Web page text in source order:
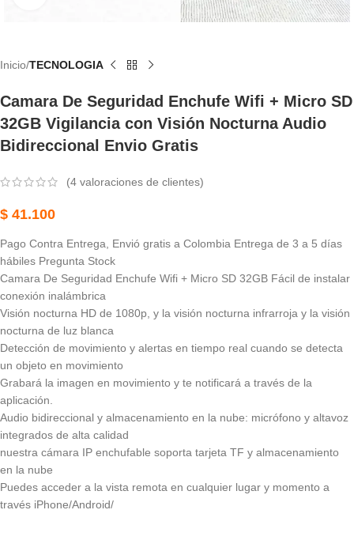
Inicio TECNOLOGIA
Camara De Seguridad Enchufe Wifi + Micro SD
32GB Vigilancia con Visión Nocturna Audio
Bidireccional Envio Gratis
(4 valoraciones de clientes)
$ 41.100
Pago Contra Entrega, Envió gratis a Colombia Entrega de 3 a 5 días
hábiles Pregunta Stock
Camara De Seguridad Enchufe Wifi + Micro SD 32GB Fácil de instalar
conexión inalámbrica
Visión nocturna HD de 1080p, y la visión nocturna infrarroja y la visión
nocturna de luz blanca
Detección de movimiento y alertas en tiempo real cuando se detecta
un objeto en movimiento
Grabará la imagen en movimiento y te notificará a través de la
aplicación.
Audio bidireccional y almacenamiento en la nube: micrófono y altavoz
integrados de alta calidad
nuestra cámara IP enchufable soporta tarjeta TF y almacenamiento
en la nube
Puedes acceder a la vista remota en cualquier lugar y momento a
través iPhone/Android/